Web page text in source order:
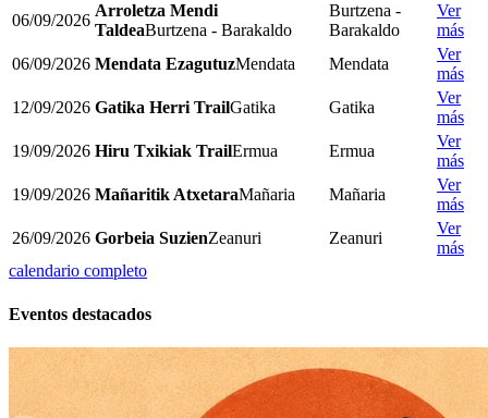
06/09/2026
Arroletza Mendi
TaldeaBurtzena - Barakaldo
Burtzena -
Barakaldo
Ver
más
06/09/2026 Mendata EzagutuzMendata Mendata
Ver
más
12/09/2026 Gatika Herri TrailGatika Gatika
Ver
más
19/09/2026 Hiru Txikiak TrailErmua Ermua
Ver
más
19/09/2026 Mañaritik AtxetaraMañaria Mañaria
Ver
más
26/09/2026 Gorbeia SuzienZeanuri Zeanuri
Ver
más
calendario completo
Eventos destacados